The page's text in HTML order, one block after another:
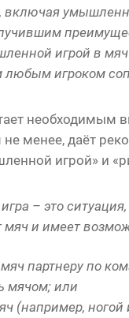
включая
игрой в мяч
игроком
необходимым
менее, даёт
игрой» и
– это ситуация,
мяч и имеет
партнеру по
мячом; или
(например, ногой